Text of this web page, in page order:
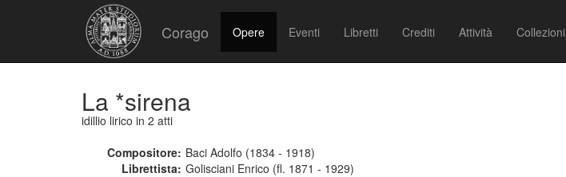
Corago Opere Eventi Libretti Crediti Attività Collezioni
La *sirena
idillio lirico in 2 atti
Compositore: Baci Adolfo (1834 - 1918)
Librettista: Golisciani Enrico (fl. 1871 - 1929)